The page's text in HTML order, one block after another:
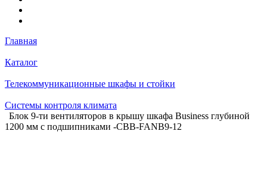
Главная
Каталог
Телекоммуникационные шкафы и стойки
Системы контроля климата
Блок 9-ти вентиляторов в крышу шкафа Business глубиной
1200 мм с подшипниками -CBB-FANB9-12